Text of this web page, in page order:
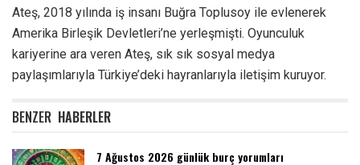
Ateş, 2018 yılında iş insanı Buğra Toplusoy ile evlenerek
Amerika Birleşik Devletleri’ne yerleşmişti. Oyunculuk
kariyerine ara veren Ateş, sık sık sosyal medya
paylaşımlarıyla Türkiye’deki hayranlarıyla iletişim kuruyor.
BENZER HABERLER
7 Ağustos 2026 günlük burç yorumları